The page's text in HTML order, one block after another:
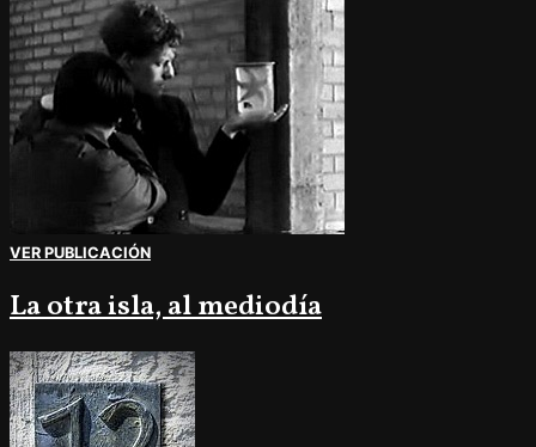
VER PUBLICACIÓN
La otra isla, al mediodía